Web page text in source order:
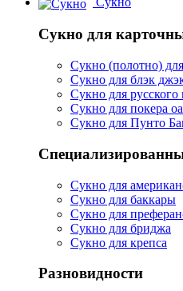
Сукно для
Сукно (полотно)
Сукно для блэк
Сукно для русского
Сукно для покера
Сукно для Пунто
Сукно для
Сукно для баккары
Сукно для
Сукно для бриджа
Сукно для крепса
Разновидности